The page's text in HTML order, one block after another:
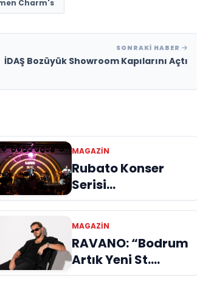
Charm's
SONRAKI HABER
İDAŞ Bozüyük Showroom Kapılarını Açtı
MAGAZİN
Rubato Konser
Serisi
Müzikseverlerle
Buluşmaya Devam
Ediyor
MAGAZİN
RAVANO: “Bodrum
Artık Yeni St.
Tropez Değil, Kendi